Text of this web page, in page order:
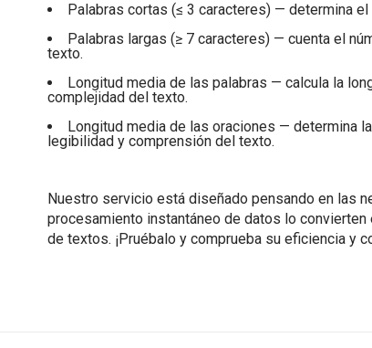
Palabras cortas (≤ 3 caracteres) — determina
Palabras largas (≥ 7 caracteres) — cuenta el
texto.
Longitud media de las palabras — calcula la
complejidad del texto.
Longitud media de las oraciones — determina
legibilidad y comprensión del texto.
Nuestro servicio está diseñado pensando en las
procesamiento instantáneo de datos lo
de textos. ¡Pruébalo y comprueba su eficiencia y